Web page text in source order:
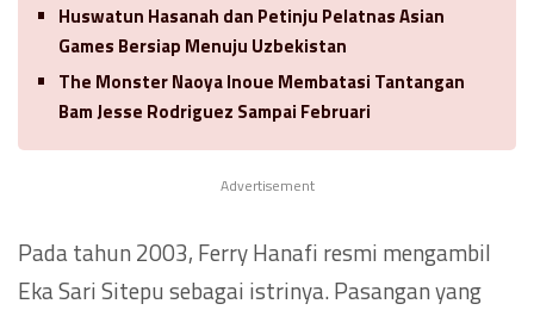
Huswatun Hasanah dan Petinju Pelatnas Asian
Games Bersiap Menuju Uzbekistan
The Monster Naoya Inoue Membatasi Tantangan
Bam Jesse Rodriguez Sampai Februari
Advertisement
Pada tahun 2003, Ferry Hanafi resmi mengambil
Eka Sari Sitepu sebagai istrinya. Pasangan yang